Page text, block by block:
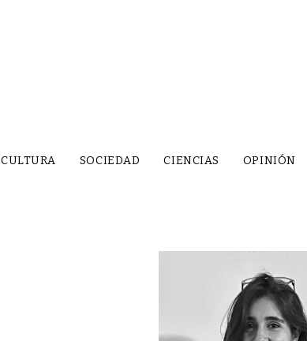
CULTURA SOCIEDAD CIENCIAS OPINIÓN